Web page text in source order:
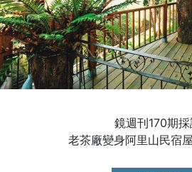
鏡週刊170期
老茶廠變身阿里山民宿